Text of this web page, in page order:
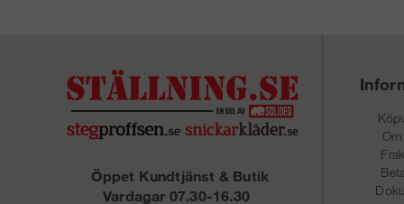
Öppet Kundtjänst & Butik
Vardagar 07.30-16.30